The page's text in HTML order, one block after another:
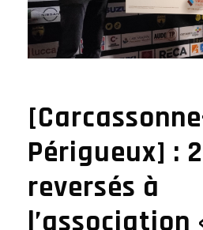
Périgueux] :
reversés à